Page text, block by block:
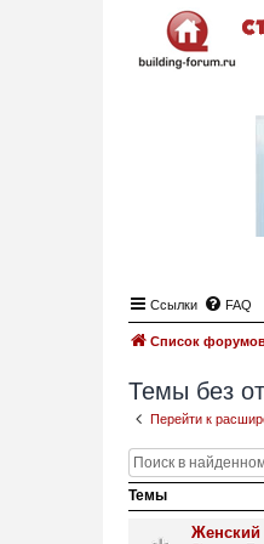
Ссылки FAQ
Список
Темы без
Перейти к
Темы